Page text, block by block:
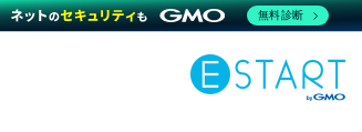
無料診断